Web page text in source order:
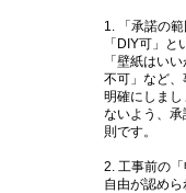
1. 「承諾の
「DIY可」と
「壁紙はい
不可」など
明確にしまし
ないよう、
則です。
2. 工事前の
自由が認め